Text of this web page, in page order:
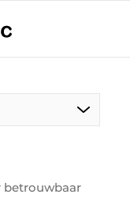
betrouwbaar